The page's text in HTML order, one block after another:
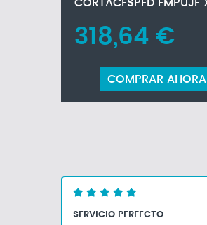
CORTACESPED EMPUJE
318,64 €
COMPRAR AHORA
SERVICIO PERFECTO